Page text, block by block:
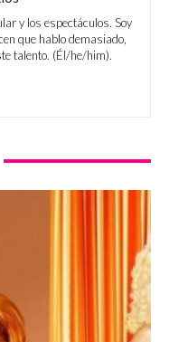
y los espectáculos. Soy
que hablo demasiado,
talento. (Él/he/him).